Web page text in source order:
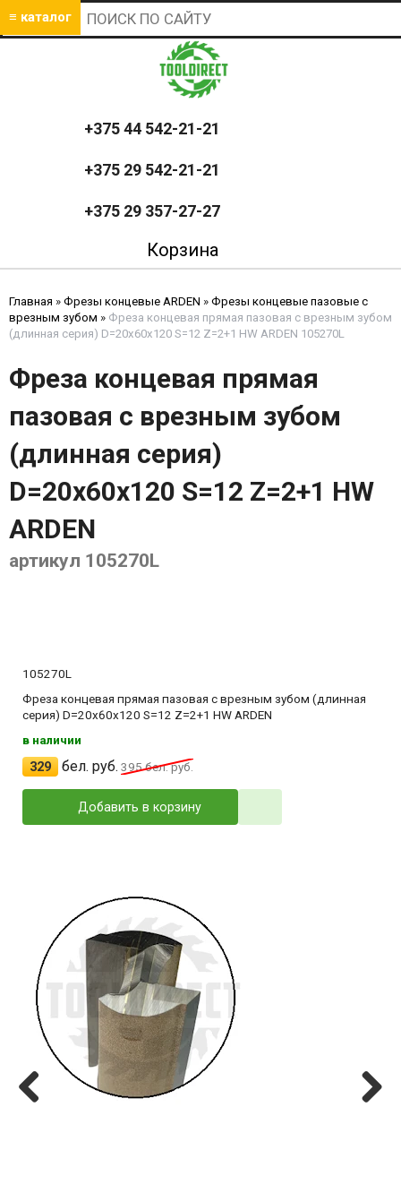
≡ каталог
+375 44 542-21-21
+375 29 542-21-21
+375 29 357-27-27
Корзина
Главная » Фрезы концевые ARDEN » Фрезы концевые пазовые с
врезным зубом » Фреза концевая прямая пазовая с врезным зубом
(длинная серия) D=20x60x120 S=12 Z=2+1 HW ARDEN 105270L
Фреза концевая прямая
пазовая с врезным зубом
(длинная серия)
D=20x60x120 S=12 Z=2+1 HW
ARDEN
артикул 105270L
105270L
Фреза концевая прямая пазовая с врезным зубом (длинная
серия) D=20x60x120 S=12 Z=2+1 HW ARDEN
в наличии
329 бел. руб. 395бел. руб.
Добавить в корзину